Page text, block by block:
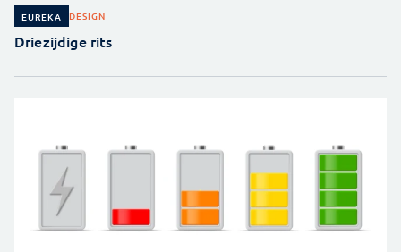
EUREKA DESIGN
Driezijdige rits